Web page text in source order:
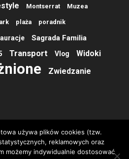
Montserrat Muzea
plaża poradnik
Sagrada Familia
Transport Vlog Widoki
Zwiedzanie
używa plików cookies (tzw.
reklamowych oraz
możemy indywidualnie dostosować